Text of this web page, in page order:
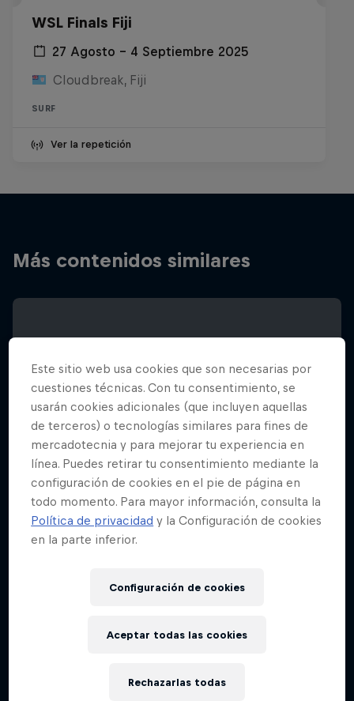
WSL Finals Fiji
27 Agosto – 4 Septiembre 2025
Cloudbreak, Fiji
SURF
Ver la repetición
Más contenidos similares
Este sitio web usa cookies que son necesarias por
cuestiones técnicas. Con tu consentimiento, se
usarán cookies adicionales (que incluyen aquellas
de terceros) o tecnologías similares para fines de
mercadotecnia y para mejorar tu experiencia en
línea. Puedes retirar tu consentimiento mediante la
configuración de cookies en el pie de página en
todo momento. Para mayor información, consulta la
Política de privacidad y la Configuración de cookies
en la parte inferior.
Configuración de cookies
Rechazarlas todas
Aceptar todas las cookies